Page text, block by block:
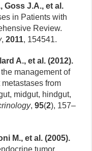
J.A., et al.
in Patients with
Review.
,2011, 154541.
A., et al. (2012).
management of
from
midgut, hindgut,
,95(2), 157–
M., et al. (2005).